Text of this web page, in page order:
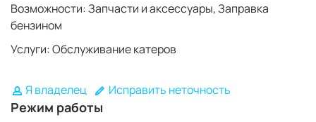
Возможности: Запчасти и аксессуары, Заправка
бензином
Услуги: Обслуживание катеров
Я владелец Исправить неточность
Режим работы